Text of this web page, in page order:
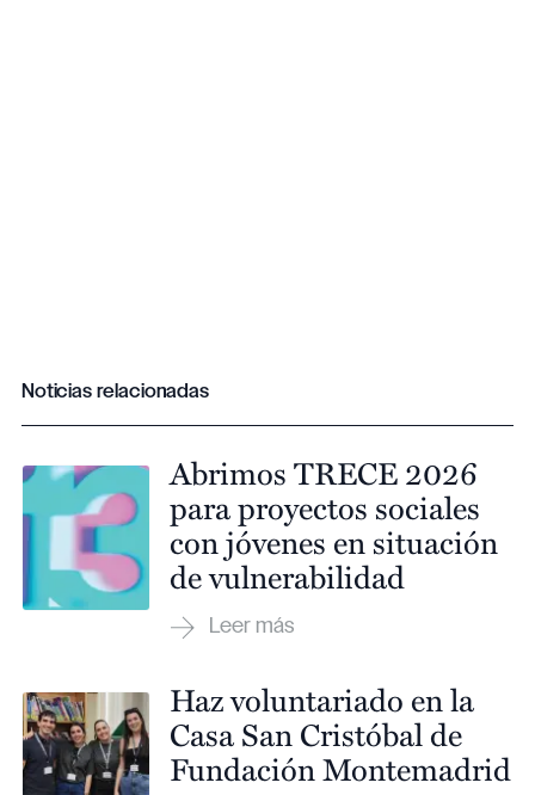
Noticias relacionadas
Abrimos TRECE 2026
para proyectos sociales
con jóvenes en situación
de vulnerabilidad
Haz voluntariado en la
Casa San Cristóbal de
Fundación Montemadrid